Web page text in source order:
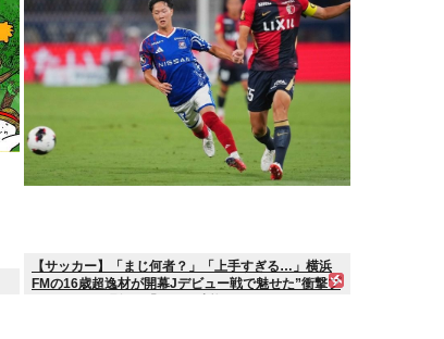
【サッカー】「まじ何者？」「上手すぎる…」横浜
FMの16歳超逸材が開幕Jデビュー戦で魅せた”衝撃プ